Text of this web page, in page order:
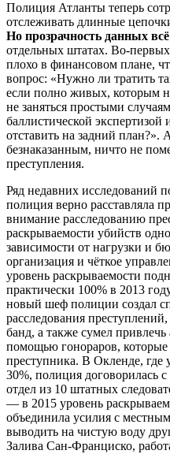
Полиция Атланты теперь
отслеживать длинные
Но прозрачность данных
отдельных штатах. Во-
плохо в финансовом плане,
вопрос: «Нужно ли тратить
если полно живых, которым
не заняться простыми
баллистической
отставить на задний план?».
безнаказанным, ничто не
преступления.
Ряд недавних исследований
полиция верно расставляла
внимание расследованию
раскрываемости убийств
зависимости от нагрузки и
организация и чёткое
уровень раскрываемости
практически 100% в 2013
новый шеф полиции создал
расследования
банд, а также сумел
помощью гонораров, которые
преступника. В Окленде, где
30%, полиция договорилась
отдел из 10 штатных
— в 2015 уровень
объединила усилия с
выводить на чистую воду
Залива Сан-Франциско,